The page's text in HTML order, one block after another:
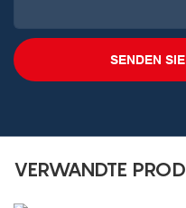
SENDEN
VERWANDTE